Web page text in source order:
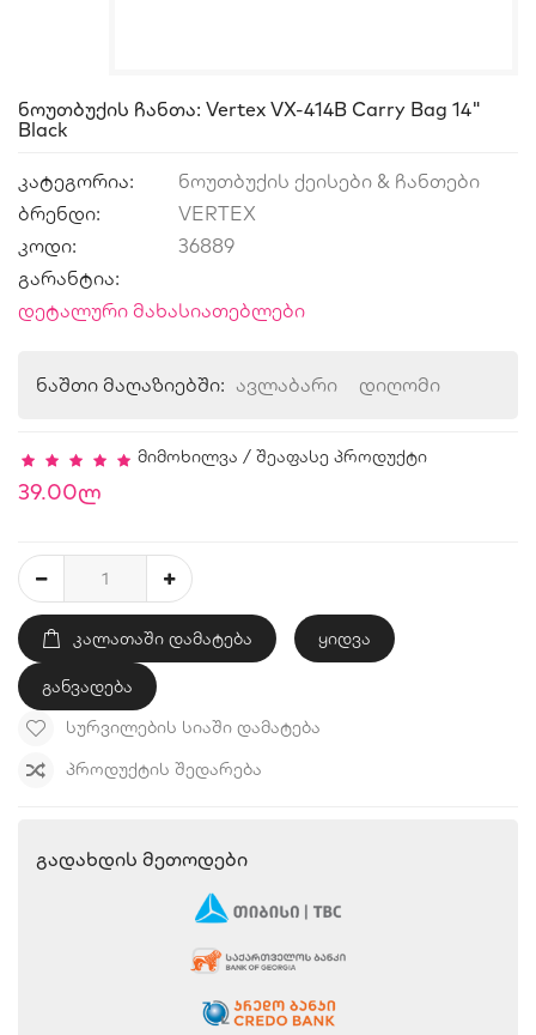
Ნოუთბუქის Ჩანთა: Vertex VX-414B Carry Bag 14"
Black
კატეგორია:
ნოუთბუქის ქეისები & ჩანთები
ბრენდი:
VERTEX
კოდი:
36889
გარანტია:
დეტალური მახასიათებლები
ნაშთი მაღაზიებში: ავლაბარი დიღომი
მიმოხილვა / შეაფასე პროდუქტი
39.00ლ
ᲙᲐᲚᲐᲗᲐᲨᲘ ᲓᲐᲛᲐᲢᲔᲑᲐ ყიდვა
განვადება
ᲡᲣᲠᲕᲘᲚᲔᲑᲘᲡ ᲡᲘᲐᲨᲘ ᲓᲐᲛᲐᲢᲔᲑᲐ
ᲞᲠᲝᲓᲣᲥᲢᲘᲡ ᲨᲔᲓᲐᲠᲔᲑᲐ
Გადახდის Მეთოდები